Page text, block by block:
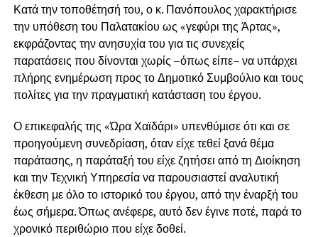
Κατά την τοποθέτησή του, ο κ. Πανόπουλος χαρακτήρισε
την υπόθεση του Παλατακίου ως «γεφύρι της Άρτας»,
εκφράζοντας την ανησυχία του για τις συνεχείς
παρατάσεις που δίνονται χωρίς –όπως είπε– να υπάρχει
πλήρης ενημέρωση προς το Δημοτικό Συμβούλιο και τους
πολίτες για την πραγματική κατάσταση του έργου.
Ο επικεφαλής της «Ώρα Χαϊδάρι» υπενθύμισε ότι και σε
προηγούμενη συνεδρίαση, όταν είχε τεθεί ξανά θέμα
παράτασης, η παράταξή του είχε ζητήσει από τη Διοίκηση
και την Τεχνική Υπηρεσία να παρουσιαστεί αναλυτική
έκθεση με όλο το ιστορικό του έργου, από την έναρξή του
έως σήμερα. Όπως ανέφερε, αυτό δεν έγινε ποτέ, παρά το
χρονικό περιθώριο που είχε δοθεί.